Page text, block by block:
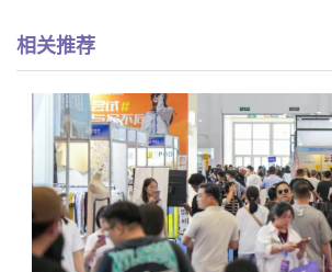
相关推荐